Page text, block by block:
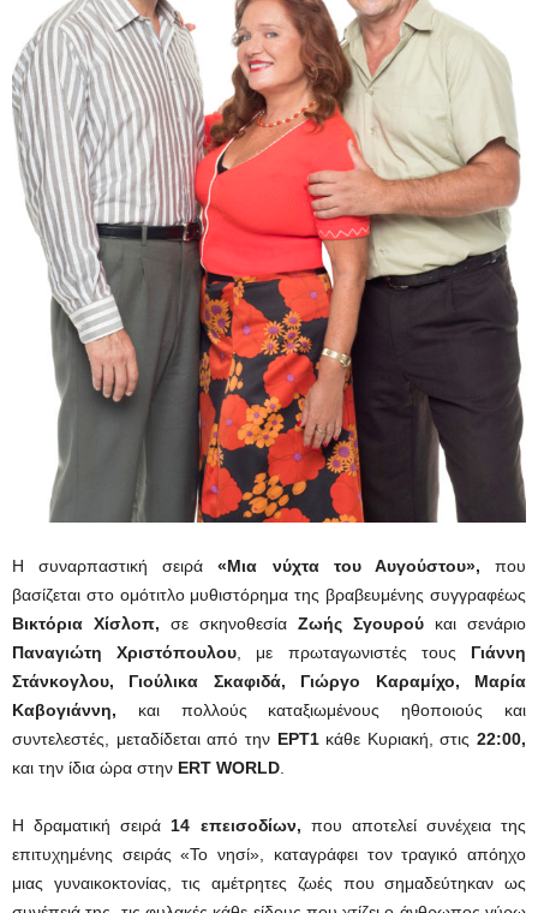
Η συναρπαστική σειρά«Μια νύχτα του Αυγούστου»,που
βασίζεται στο ομότιτλο μυθιστόρημα της βραβευμένης συγγραφέως
Βικτόρια Χίσλοπ, σε σκηνοθεσία Ζωής Σγουρού και σενάριο
Παναγιώτη Χριστόπουλου , με πρωταγωνιστές τους Γιάννη
Στάνκογλου, Γιούλικα Σκαφιδά, Γιώργο Καραμίχο, Μαρία
Καβογιάννη, και πολλούς καταξιωμένους ηθοποιούς και
συντελεστές, μεταδίδεται από την ΕΡΤ1κάθε Κυριακή, στις 22:00,
και την ίδια ώρα στην ERT WORLD
Η δραματική σειρά 14 επεισοδίων, που αποτελεί συνέχεια της
επιτυχημένης σειράς «Το νησί», καταγράφει τον τραγικό απόηχο
μιας γυναικοκτονίας, τις αμέτρητες ζωές που σημαδεύτηκαν ως